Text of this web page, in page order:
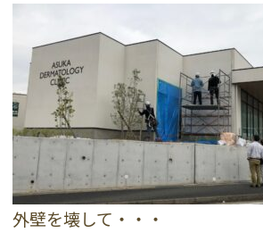
外壁を壊して・・・